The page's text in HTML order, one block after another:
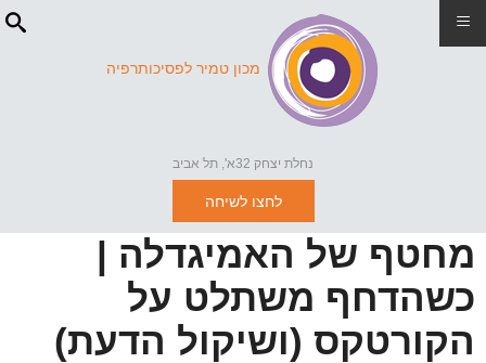
מכון טמיר לפסיכותרפיה
נחלת יצחק 32א', תל אביב
לחצו לשיחה
מחטף של האמיגדלה |
כשהדחף משתלט על
הקורטקס (ושיקול הדעת)
≡